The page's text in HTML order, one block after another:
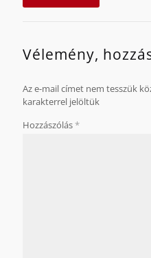
Vélemény,
Az e-mail címet nem tesszük
karakterrel jelöltük
Hozzászólás*